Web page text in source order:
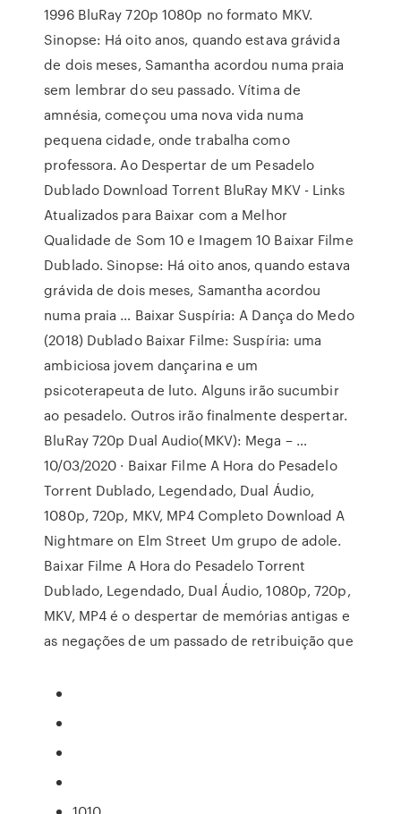
1996 BluRay 720p 1080p no formato MKV.
Sinopse: Há oito anos, quando estava grávida
de dois meses, Samantha acordou numa praia
sem lembrar do seu passado. Vítima de
amnésia, começou uma nova vida numa
pequena cidade, onde trabalha como
professora. Ao Despertar de um Pesadelo
Dublado Download Torrent BluRay MKV - Links
Atualizados para Baixar com a Melhor
Qualidade de Som 10 e Imagem 10 Baixar Filme
Dublado. Sinopse: Há oito anos, quando estava
grávida de dois meses, Samantha acordou
numa praia … Baixar Suspíria: A Dança do Medo
(2018) Dublado Baixar Filme: Suspíria: uma
ambiciosa jovem dançarina e um
psicoterapeuta de luto. Alguns irão sucumbir
ao pesadelo. Outros irão finalmente despertar.
BluRay 720p Dual Audio(MKV): Mega – …
10/03/2020 · Baixar Filme A Hora do Pesadelo
Torrent Dublado, Legendado, Dual Áudio,
1080p, 720p, MKV, MP4 Completo Download A
Nightmare on Elm Street Um grupo de adole.
Baixar Filme A Hora do Pesadelo Torrent
Dublado, Legendado, Dual Áudio, 1080p, 720p,
MKV, MP4 é o despertar de memórias antigas e
as negações de um passado de retribuição que